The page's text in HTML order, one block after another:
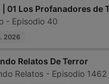
| 01 Los Profanadores de
- Episodio 40
2026
Relatos De Terror
Relatos - Episodio 1462